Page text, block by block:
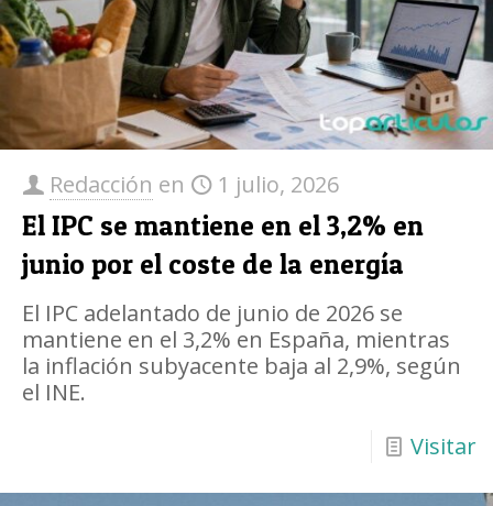
Redacción en 1 julio, 2026
El IPC se mantiene en el 3,2% en
junio por el coste de la energía
El IPC adelantado de junio de 2026 se
mantiene en el 3,2% en España, mientras
la inflación subyacente baja al 2,9%, según
el INE.
Visitar